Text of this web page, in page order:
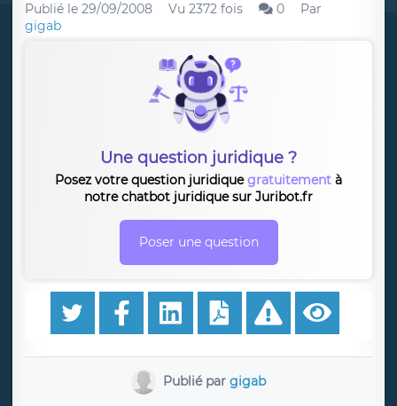
Publié le 29/09/2008 Vu 2372 fois 0
Par
gigab
Une question juridique ?
Posez votre question juridiquegratuitement à
notre chatbot juridique sur Juribot.fr
Poser une question
Publié par gigab